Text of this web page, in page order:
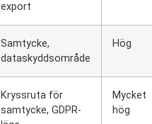
export
Samtycke,
dataskyddsområde
Hög
Kryssruta för
samtycke, GDPR-
Mycket
hög